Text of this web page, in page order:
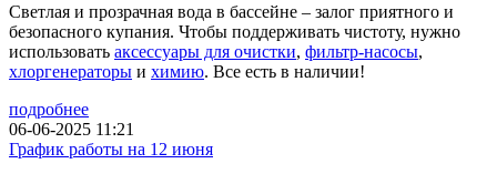
Светлая и прозрачная вода в бассейне – залог приятного и
безопасного купания. Чтобы поддерживать чистоту, нужно
использовать аксессуары для очистки, фильтр-насосы,
хлоргенераторы и химию. Все есть в наличии!
подробнее
06-06-2025 11:21
График работы на 12 июня